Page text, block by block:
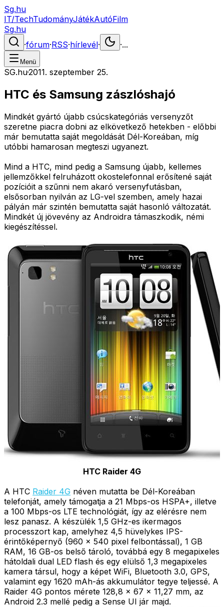
Sg.hu
IT/TechTudományJátékAutóFilm
Sg.hu
·fórum·RSS·hírlevél· ·...
Menü
SG.hu·2011. szeptember 25.
HTC és Samsung zászlóshajó
Mindkét gyártó újabb csúcskategóriás versenyzőt
szeretne piacra dobni az elkövetkező hetekben - előbbi
már bemutatta saját megoldását Dél-Koreában, míg
utóbbi hamarosan megteszi ugyanezt.
Mind a HTC, mind pedig a Samsung újabb, kellemes
jellemzőkkel felruházott okostelefonnal erősítené saját
pozícióit a szűnni nem akaró versenyfutásban,
elsősorban nyilván az LG-vel szemben, amely hazai
pályán már szintén bemutatta saját hasonló változatát.
Mindkét új jövevény az Androidra támaszkodik, némi
kiegészítéssel.
HTC Raider 4G
A HTC Raider 4G néven mutatta be Dél-Koreában
telefonját, amely támogatja a 21 Mbps-os HSPA+, illetve
a 100 Mbps-os LTE technológiát, így az elérésre nem
lesz panasz. A készülék 1,5 GHz-es ikermagos
processzort kap, amelyhez 4,5 hüvelykes IPS-
érintőképernyő (960 x 540 pixel felbontással), 1 GB
RAM, 16 GB-os belső tároló, továbbá egy 8 megapixeles
hátoldali dual LED flash és egy elülső 1,3 megapixeles
kamera társul, hogy a képet WiFi, Bluetooth 3.0, GPS,
valamint egy 1620 mAh-ás akkumulátor tegye teljessé. A
Raider 4G pontos mérete 128,8 x 67 x 11,27 mm, az
Android 2.3 mellé pedig a Sense UI jár majd.